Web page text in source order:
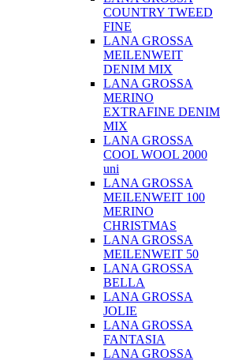
COUNTRY TWEED
FINE
LANA GROSSA
MEILENWEIT
DENIM MIX
LANA GROSSA
MERINO
EXTRAFINE DENIM
MIX
LANA GROSSA
COOL WOOL 2000
uni
LANA GROSSA
MEILENWEIT 100
MERINO
CHRISTMAS
LANA GROSSA
MEILENWEIT 50
LANA GROSSA
BELLA
LANA GROSSA
JOLIE
LANA GROSSA
FANTASIA
LANA GROSSA